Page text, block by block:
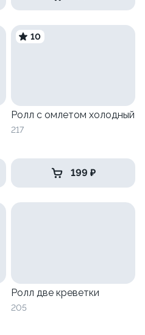
10
Ролл с омлетом холодный
217
199 ₽
Ролл две креветки
205